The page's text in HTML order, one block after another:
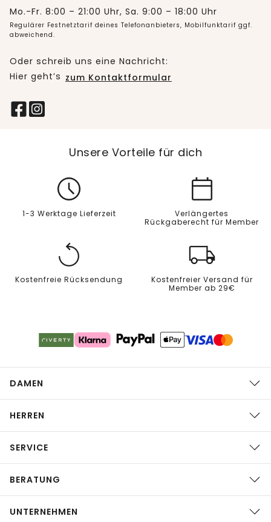
Mo.-Fr. 8:00 – 21:00 Uhr, Sa. 9:00 – 18:00 Uhr
Regulärer Festnetztarif deines Telefonanbieters, Mobilfunktarif ggf.
abweichend.
Oder schreib uns eine Nachricht:
Hier geht’s zum Kontaktformular
Unsere Vorteile für dich
1-3 Werktage Lieferzeit
Verlängertes
Rückgaberecht für Member
Kostenfreie Rücksendung
Kostenfreier Versand für
Member ab 29€
DAMEN
HERREN
SERVICE
BERATUNG
UNTERNEHMEN